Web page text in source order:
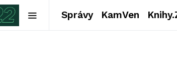
Správy KamVen